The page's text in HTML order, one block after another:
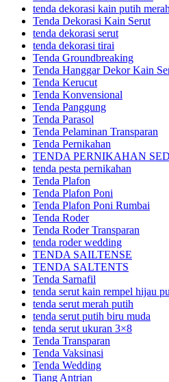
tenda dekorasi kain putih merah
Tenda Dekorasi Kain Serut
tenda dekorasi serut
tenda dekorasi tirai
Tenda Groundbreaking
Tenda Hanggar Dekor Kain
Tenda Kerucut
Tenda Konvensional
Tenda Panggung
Tenda Parasol
Tenda Pelaminan Transparan
Tenda Pernikahan
TENDA PERNIKAHAN
tenda pesta pernikahan
Tenda Plafon
Tenda Plafon Poni
Tenda Plafon Poni Rumbai
Tenda Roder
Tenda Roder Transparan
tenda roder wedding
TENDA SAILTENSE
TENDA SALTENTS
Tenda Sarnafil
tenda serut kain rempel hijau
tenda serut merah putih
tenda serut putih biru muda
tenda serut ukuran 3×8
Tenda Transparan
Tenda Vaksinasi
Tenda Wedding
Tiang Antrian